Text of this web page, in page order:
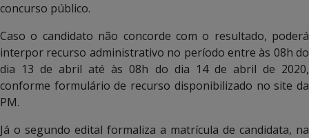
concurso público.
Caso o candidato não concorde com o resultado, poderá
interpor recurso administrativo no período entre às 08h do
dia 13 de abril até às 08h do dia 14 de abril de 2020,
conforme formulário de recurso disponibilizado no site da
PM.
Já o segundo edital formaliza a matrícula de candidata, na